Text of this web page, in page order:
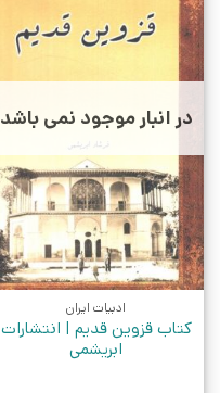
در انبار موجود نمی باشد
ادبیات ایران
کتاب قزوین قدیم | انتشارات
ابریشمی